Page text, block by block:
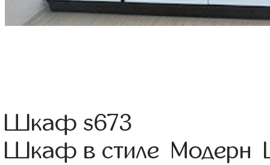
Шкаф s673
Шкаф в стиле Модерн